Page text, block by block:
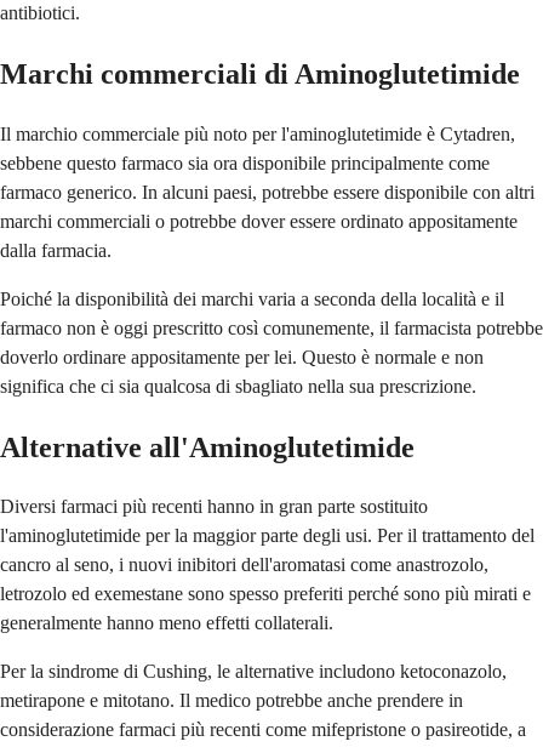
antibiotici.
Marchi commerciali di Aminoglutetimide
Il marchio commerciale più noto per l'aminoglutetimide è Cytadren,
sebbene questo farmaco sia ora disponibile principalmente come
farmaco generico. In alcuni paesi, potrebbe essere disponibile con altri
marchi commerciali o potrebbe dover essere ordinato appositamente
dalla farmacia.
Poiché la disponibilità dei marchi varia a seconda della località e il
farmaco non è oggi prescritto così comunemente, il farmacista potrebbe
doverlo ordinare appositamente per lei. Questo è normale e non
significa che ci sia qualcosa di sbagliato nella sua prescrizione.
Alternative all'Aminoglutetimide
Diversi farmaci più recenti hanno in gran parte sostituito
l'aminoglutetimide per la maggior parte degli usi. Per il trattamento del
cancro al seno, i nuovi inibitori dell'aromatasi come anastrozolo,
letrozolo ed exemestane sono spesso preferiti perché sono più mirati e
generalmente hanno meno effetti collaterali.
Per la sindrome di Cushing, le alternative includono ketoconazolo,
metirapone e mitotano. Il medico potrebbe anche prendere in
considerazione farmaci più recenti come mifepristone o pasireotide, a